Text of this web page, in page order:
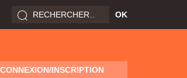
CONNEXION/INSCRIPTION